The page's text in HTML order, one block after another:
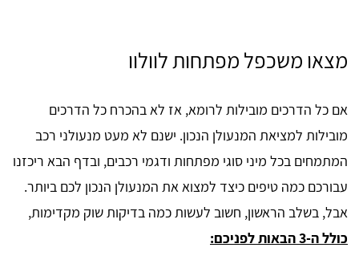
מצאו משכפל מפתחות לוולוו
אם כל הדרכים מובילות לרומא, אז לא בהכרח כל הדרכים
מובילות למציאת המנעולן הנכון. ישנם לא מעט מנעולני רכב
המתמחים בכל מיני סוגי מפתחות ודגמי רכבים, ובדף הבא ריכזנו
עבורכם כמה טיפים כיצד למצוא את המנעולן הנכון לכם ביותר.
אבל, בשלב הראשון, חשוב לעשות כמה בדיקות שוק מקדימות,
כולל ה-3 הבאות לפניכם: